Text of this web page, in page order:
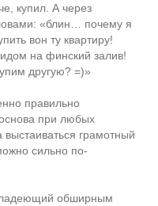
купил. А через
«блин… почему я
вон ту квартиру!
на финский залив!
другую? =)»
правильно
при любых
грамотный
сильно по-
обширным